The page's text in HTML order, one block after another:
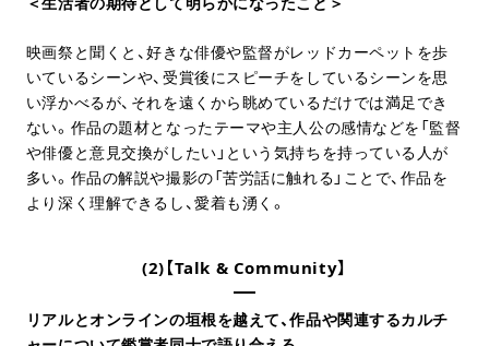
映画祭と聞くと、好きな俳優や監督がレッドカーペットを歩
いているシーンや、受賞後にスピーチをしているシーンを思
い浮かべるが、それを遠くから眺めているだけでは満足でき
ない。作品の題材となったテーマや主人公の感情などを「監督
や俳優と意見交換がしたい」という気持ちを持っている人が
多い。作品の解説や撮影の「苦労話に触れる」ことで、作品を
より深く理解できるし、愛着も湧く。
(2)【Talk & Community】
リアルとオンラインの垣根を越えて、作品や関連するカルチ